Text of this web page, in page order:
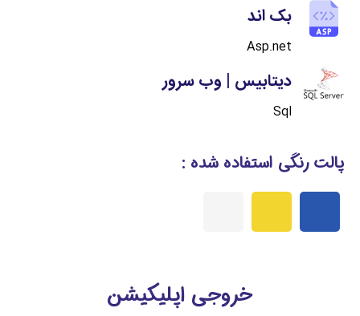
بک اند
Asp.net
دیتابیس | وب سرور
Sql
پالت رنگی استفاده شده :
خروجی اپلیکیشن